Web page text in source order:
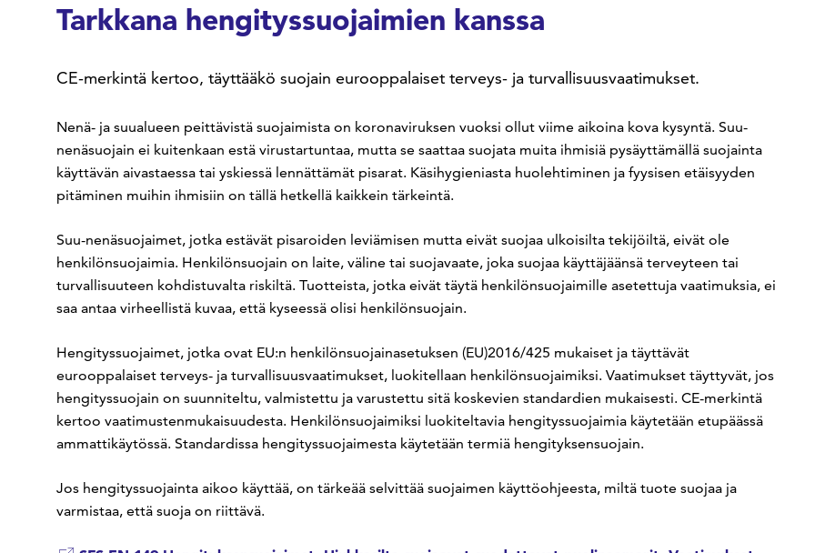
Tarkkana hengityssuojaimien kanssa
CE-merkintä kertoo, täyttääkö suojain eurooppalaiset terveys- ja turvallisuusvaatimukset.
Nenä- ja suualueen peittävistä suojaimista on koronaviruksen vuoksi ollut viime aikoina kova kysyntä. Suu-
nenäsuojain ei kuitenkaan estä virustartuntaa, mutta se saattaa suojata muita ihmisiä pysäyttämällä suojainta
käyttävän aivastaessa tai yskiessä lennättämät pisarat. Käsihygieniasta huolehtiminen ja fyysisen etäisyyden
pitäminen muihin ihmisiin on tällä hetkellä kaikkein tärkeintä.
Suu-nenäsuojaimet, jotka estävät pisaroiden leviämisen mutta eivät suojaa ulkoisilta tekijöiltä, eivät ole
henkilönsuojaimia. Henkilönsuojain on laite, väline tai suojavaate, joka suojaa käyttäjäänsä terveyteen tai
turvallisuuteen kohdistuvalta riskiltä. Tuotteista, jotka eivät täytä henkilönsuojaimille asetettuja vaatimuksia, ei
saa antaa virheellistä kuvaa, että kyseessä olisi henkilönsuojain.
Hengityssuojaimet, jotka ovat EU:n henkilönsuojainasetuksen (EU)2016/425 mukaiset ja täyttävät
eurooppalaiset terveys- ja turvallisuusvaatimukset, luokitellaan henkilönsuojaimiksi. Vaatimukset täyttyvät, jos
hengityssuojain on suunniteltu, valmistettu ja varustettu sitä koskevien standardien mukaisesti. CE-merkintä
kertoo vaatimustenmukaisuudesta. Henkilönsuojaimiksi luokiteltavia hengityssuojaimia käytetään etupäässä
ammattikäytössä. Standardissa hengityssuojaimesta käytetään termiä hengityksensuojain.
Jos hengityssuojainta aikoo käyttää, on tärkeää selvittää suojaimen käyttöohjeesta, miltä tuote suojaa ja
varmistaa, että suoja on riittävä.